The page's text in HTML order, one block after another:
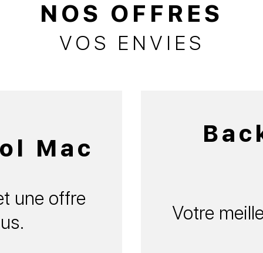
NOS OFFRES
VOS ENVIES
Mac
une offre
Votre